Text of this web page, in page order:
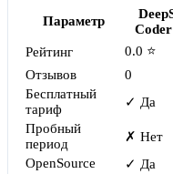
Параметр
Рейтинг 0.0 ⭐
Отзывов
0
Бесплатный
тариф
✓ Да
Пробный
период
✗ Нет
OpenSource
✓ Да